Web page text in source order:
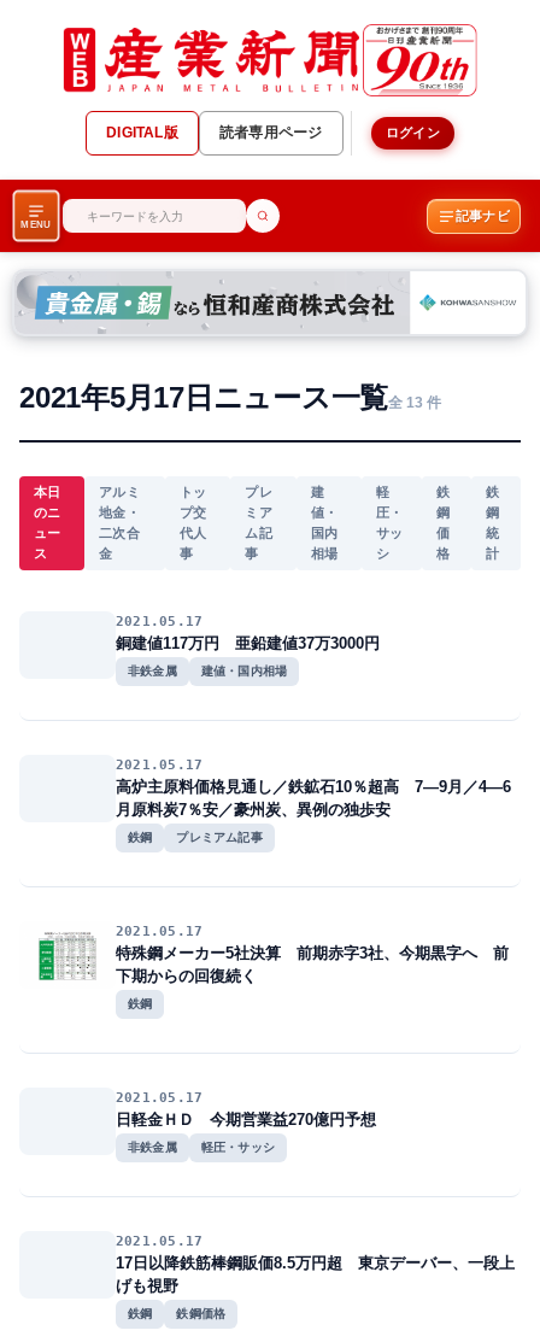
DIGITAL版 読者専用ページ ログイン
MENU
記事ナビ
2021年5月17日ニュース一覧全 13 件
本日
のニ
ュー
ス
アルミ
地金・
二次合
金
トッ
プ交
代人
事
プレ
ミア
ム記
事
建
値・
国内
相場
軽
圧・
サッ
シ
鉄
鋼
価
格
鉄
鋼
統
計
2021.05.17
銅建値117万円 亜鉛建値37万3000円
非鉄金属 建値・国内相場
2021.05.17
高炉主原料価格見通し／鉄鉱石10％超高 7―9月／4―6
月原料炭7％安／豪州炭、異例の独歩安
鉄鋼 プレミアム記事
2021.05.17
特殊鋼メーカー5社決算 前期赤字3社、今期黒字へ 前
下期からの回復続く
鉄鋼
2021.05.17
日軽金ＨＤ 今期営業益270億円予想
非鉄金属 軽圧・サッシ
2021.05.17
17日以降鉄筋棒鋼販価8.5万円超 東京デーバー、一段上
げも視野
鉄鋼 鉄鋼価格